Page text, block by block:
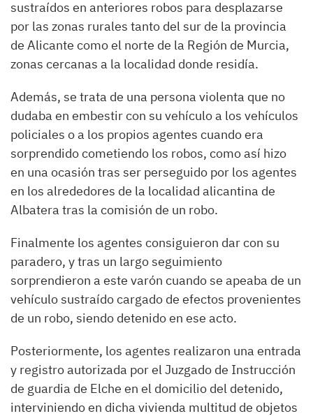
sustraídos en anteriores robos para desplazarse
por las zonas rurales tanto del sur de la provincia
de Alicante como el norte de la Región de Murcia,
zonas cercanas a la localidad donde residía.
Además, se trata de una persona violenta que no
dudaba en embestir con su vehículo a los vehículos
policiales o a los propios agentes cuando era
sorprendido cometiendo los robos, como así hizo
en una ocasión tras ser perseguido por los agentes
en los alrededores de la localidad alicantina de
Albatera tras la comisión de un robo.
Finalmente los agentes consiguieron dar con su
paradero, y tras un largo seguimiento
sorprendieron a este varón cuando se apeaba de un
vehículo sustraído cargado de efectos provenientes
de un robo, siendo detenido en ese acto.
Posteriormente, los agentes realizaron una entrada
y registro autorizada por el Juzgado de Instrucción
de guardia de Elche en el domicilio del detenido,
interviniendo en dicha vivienda multitud de objetos